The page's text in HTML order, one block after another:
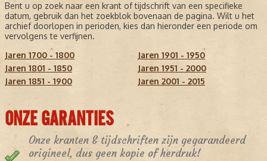
Bent u op zoek naar een krant of tijdschrift van een specifieke
datum, gebruik dan het zoekblok bovenaan de pagina. Wilt u het
archief doorlopen in perioden, kies dan hieronder een periode om
vervolgens te verfijnen.
Jaren 1700 - 1800
Jaren 1801 - 1850
Jaren 1851 - 1900
Jaren 1901 - 1950
Jaren 1951 - 2000
Jaren 2001 - 2015
ONZE GARANTIES
Onze kranten & tijdschriften zijn gegarandeerd
origineel, dus geen kopie of herdruk!